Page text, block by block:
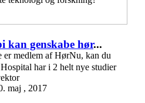
kan genskabe hør...
har i 2 helt nye studier
maj , 2017
medlem af HørNu, kan du